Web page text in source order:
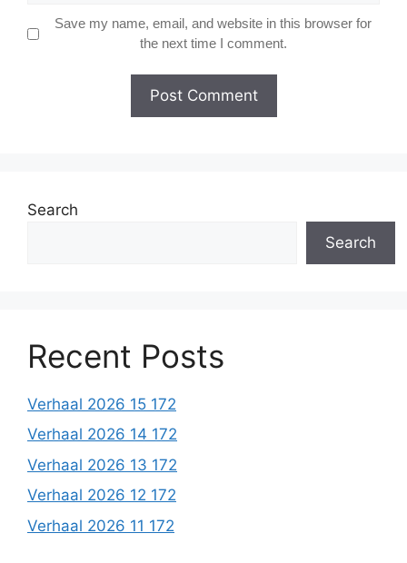
Save my name, email, and website in this browser for
the next time I comment.
Search
Search
Recent Posts
Verhaal 2026 15 172
Verhaal 2026 14 172
Verhaal 2026 13 172
Verhaal 2026 12 172
Verhaal 2026 11 172